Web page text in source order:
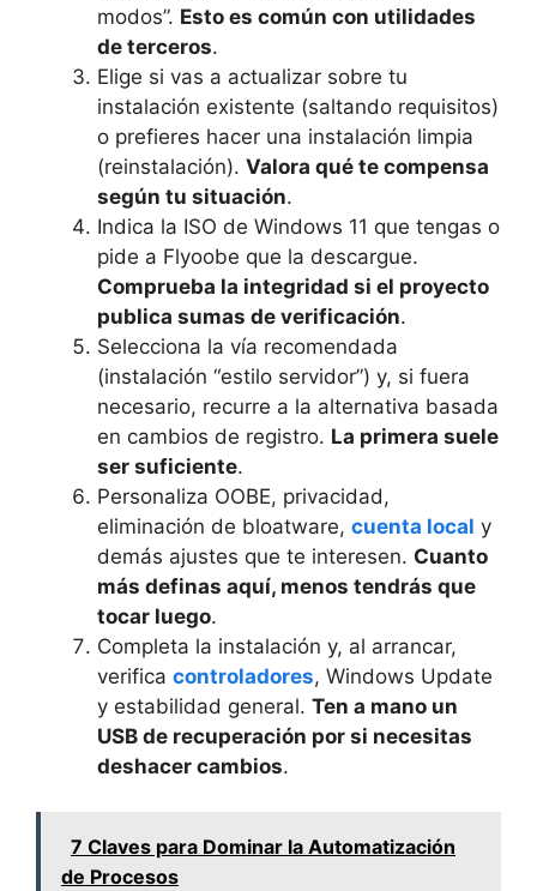
modos”. Esto es común con utilidades
de terceros.
Elige si vas a actualizar sobre tu
instalación existente (saltando requisitos)
o prefieres hacer una instalación limpia
(reinstalación). Valora qué te compensa
según tu situación.
Indica la ISO de Windows 11 que tengas o
pide a Flyoobe que la descargue.
Comprueba la integridad si el proyecto
publica sumas de verificación.
Selecciona la vía recomendada
(instalación “estilo servidor”) y, si fuera
necesario, recurre a la alternativa basada
en cambios de registro. La primera suele
ser suficiente.
Personaliza OOBE, privacidad,
eliminación de bloatware, cuenta local y
demás ajustes que te interesen. Cuanto
más definas aquí, menos tendrás que
tocar luego.
Completa la instalación y, al arrancar,
verifica controladores, Windows Update
y estabilidad general. Ten a mano un
USB de recuperación por si necesitas
deshacer cambios.
7 Claves para Dominar la Automatización
de Procesos